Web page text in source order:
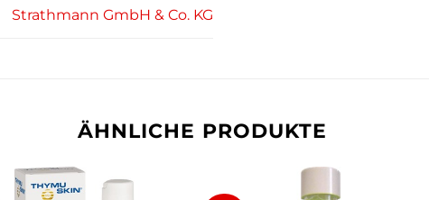
Strathmann GmbH & Co. KG
ÄHNLICHE PRODUKTE